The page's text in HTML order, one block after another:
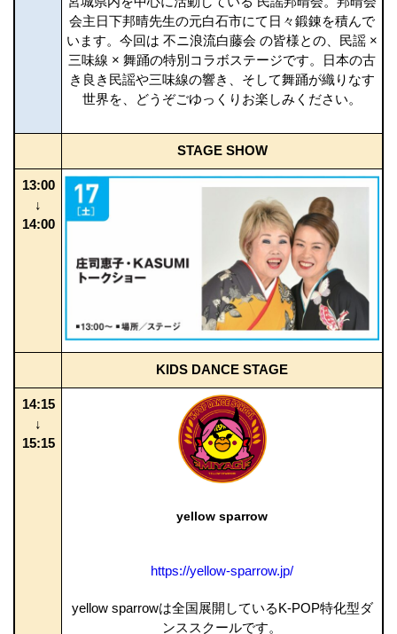
会主日下邦晴先生の元白石市にて日々鍛錬を積んで
います。今回は 不ニ浪流白藤会 の皆様との、民謡 ×
三味線 × 舞踊の特別コラボステージです。日本の古
き良き民謡や三味線の響き、そして舞踊が織りなす
世界を、どうぞごゆっくりお楽しみください。
STAGE SHOW
13:00
↓
14:00
KIDS DANCE STAGE
14:15
↓
15:15
yellow sparrow
https://yellow-sparrow.jp/
yellow sparrowは全国展開しているK-POP特化型ダ
ンススクールです。